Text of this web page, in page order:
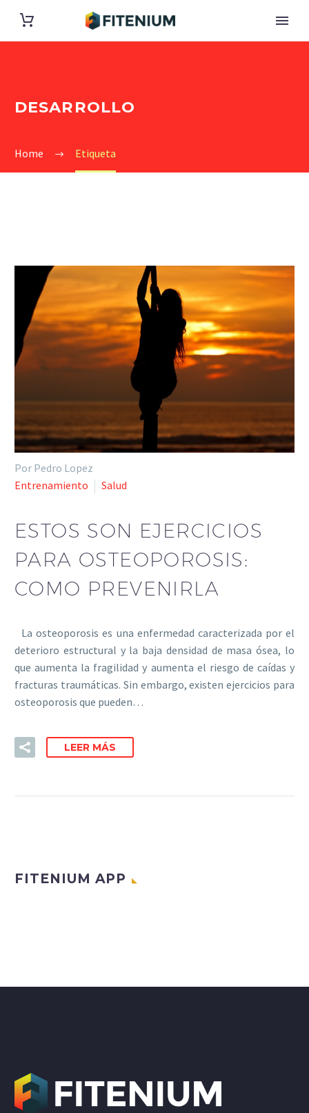
DESARROLLO
Home Etiqueta
Por Pedro Lopez
Entrenamiento
Salud
ESTOS SON EJERCICIOS
PARA OSTEOPOROSIS:
COMO PREVENIRLA
La osteoporosis es una enfermedad caracterizada por el
deterioro estructural y la baja densidad de masa ósea, lo
que aumenta la fragilidad y aumenta el riesgo de caídas y
fracturas traumáticas. Sin embargo, existen ejercicios para
osteoporosis que pueden…
LEER MÁS
FITENIUM APP